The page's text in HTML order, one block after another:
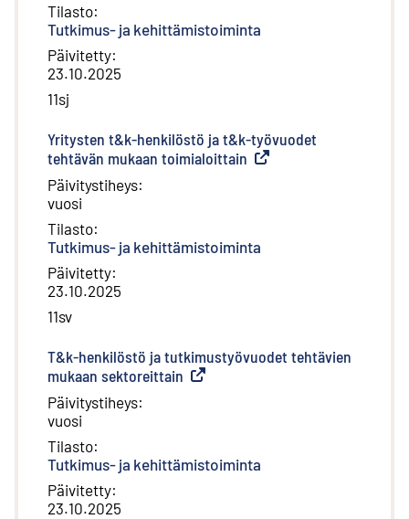
Tilasto:
Tutkimus- ja kehittämistoiminta
Päivitetty:
23.10.2025
11sj
Yritysten t&k-henkilöstö ja t&k-työvuodet
tehtävän mukaan toimialoittain Ulkoinen linkki
Päivitystiheys:
vuosi
Tilasto:
Tutkimus- ja kehittämistoiminta
Päivitetty:
23.10.2025
11sv
T&k-henkilöstö ja tutkimustyövuodet tehtävien
mukaan sektoreittain Ulkoinen linkki
Päivitystiheys:
vuosi
Tilasto:
Tutkimus- ja kehittämistoiminta
Päivitetty:
23.10.2025